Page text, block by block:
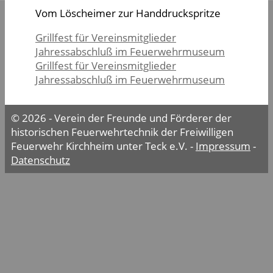
Vom Löscheimer zur Handdruckspritze
Grillfest für Vereinsmitglieder
Jahressabschluß im Feuerwehrmuseum
Grillfest für Vereinsmitglieder
Jahressabschluß im Feuerwehrmuseum
© 2026 - Verein der Freunde und Förderer der
historischen Feuerwehrtechnik der Freiwilligen
Feuerwehr Kirchheim unter Teck e.V. - Impressum -
Datenschutz